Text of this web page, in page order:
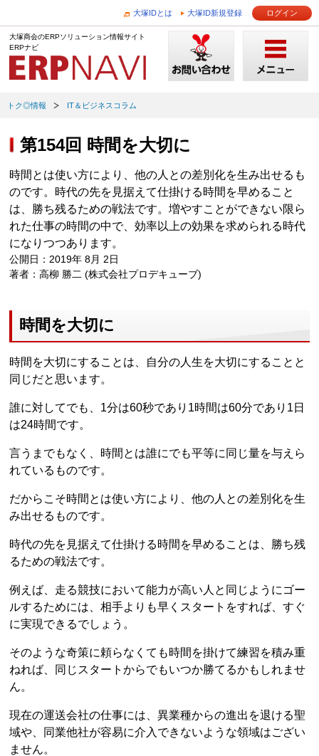
大塚IDとは 大塚ID新規登録 ログイン
大塚商会のERPソリューション情報サイト
ERPナビ
トク◎情報 IT＆ビジネスコラム
第154回 時間を大切に
時間とは使い方により、他の人との差別化を生み出せるも
のです。時代の先を見据えて仕掛ける時間を早めること
は、勝ち残るための戦法です。増やすことができない限ら
れた仕事の時間の中で、効率以上の効果を求められる時代
になりつつあります。
公開日：2019年 8月 2日
著者：高柳 勝二 (株式会社プロデキューブ)
時間を大切に
時間を大切にすることは、自分の人生を大切にすることと
同じだと思います。
誰に対してでも、1分は60秒であり1時間は60分であり1日
は24時間です。
言うまでもなく、時間とは誰にでも平等に同じ量を与えら
れているものです。
だからこそ時間とは使い方により、他の人との差別化を生
み出せるものです。
時代の先を見据えて仕掛ける時間を早めることは、勝ち残
るための戦法です。
例えば、走る競技において能力が高い人と同じようにゴー
ルするためには、相手よりも早くスタートをすれば、すぐ
に実現できるでしょう。
そのような奇策に頼らなくても時間を掛けて練習を積み重
ねれば、同じスタートからでもいつか勝てるかもしれませ
ん。
現在の運送会社の仕事には、異業種からの進出を退ける聖
域や、同業他社が容易に介入できないような領域はござい
ません。